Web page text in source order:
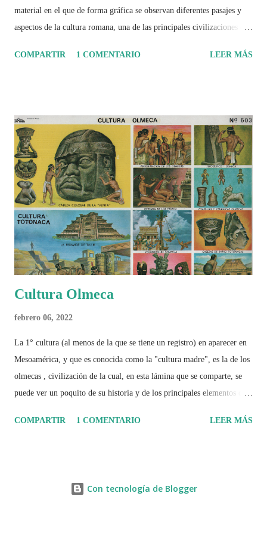
material en el que de forma gráfica se observan diferentes pasajes y
aspectos de la cultura romana, una de las principales civilizaciones que
COMPARTIR
1 COMENTARIO LEER MÁS
Cultura Olmeca
febrero 06, 2022
La 1° cultura (al menos de la que se tiene un registro) en aparecer en
Mesoamérica, y que es conocida como la "cultura madre", es la de los
olmecas , civilización de la cual, en esta lámina que se comparte, se
puede ver un poquito de su historia y de los principales elementos que
COMPARTIR
1 COMENTARIO LEER MÁS
Con tecnología de Blogger